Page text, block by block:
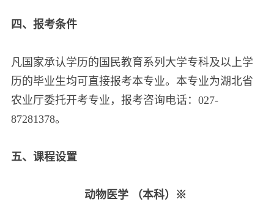
四、报考条件
凡国家承认学历的国民教育系列大学专科及以上学
历的毕业生均可直接报考本专业。本专业为湖北省
农业厅委托开考专业，报考咨询电话：027-
87281378。
五、课程设置
动物医学 （本科）※